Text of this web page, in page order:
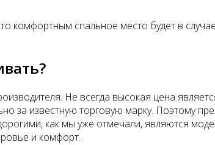
комфортным спальное место будет в
Не всегда высокая цена
за известную торговую марку. Поэтому
как мы уже отмечали, являются
и комфорт.